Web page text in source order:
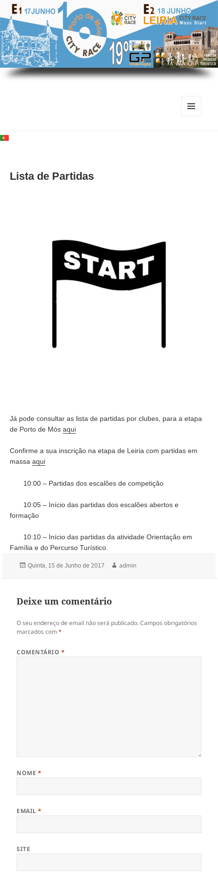
Lista de Partidas
Já pode consultar as lista de partidas por clubes, para a etapa
de Porto de Mós aqui
Confirme a sua inscrição na etapa de Leiria com partidas em
massa aqui
10:00 – Partidas dos escalões de competição
10:05 – Início das partidas dos escalões abertos e
formação
10:10 – Início das partidas da atividade Orientação em
Família e do Percurso Turístico.
Publicado
Quinta, 15 de Junho de 2017 Autor
admin
Deixe um comentário
O seu endereço de email não será publicado. Campos obrigatórios
marcados com*
COMENTÁRIO *
NOME *
EMAIL*
SITE